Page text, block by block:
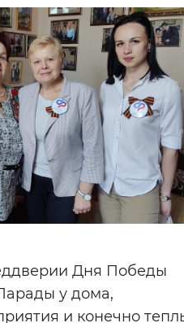
сайта
Инверсивный
фон
Выключены
ассистент
настройки
Дня Победы
у дома,
и конечно